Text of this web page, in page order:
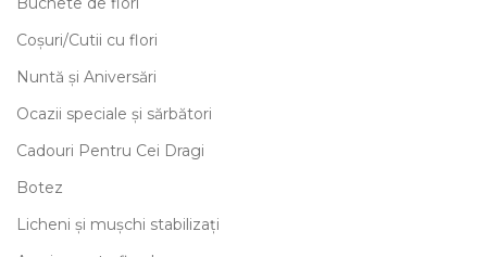
Coșuri/Cutii cu flori
Nuntă și Aniversări
Ocazii speciale și sărbători
Cadouri Pentru Cei Dragi
Botez
Licheni și mușchi stabilizați